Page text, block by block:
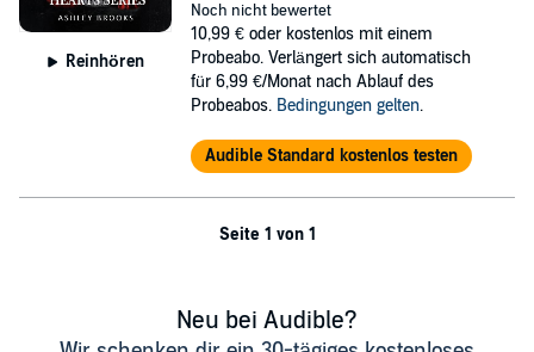
Reinhören
Noch nicht bewertet
10,99 € oder kostenlos mit einem
Probeabo. Verlängert sich automatisch
für 6,99 €/Monat nach Ablauf des
Probeabos. Bedingungen gelten.
Audible Standard kostenlos testen
Seite 1 von 1
Neu bei Audible?